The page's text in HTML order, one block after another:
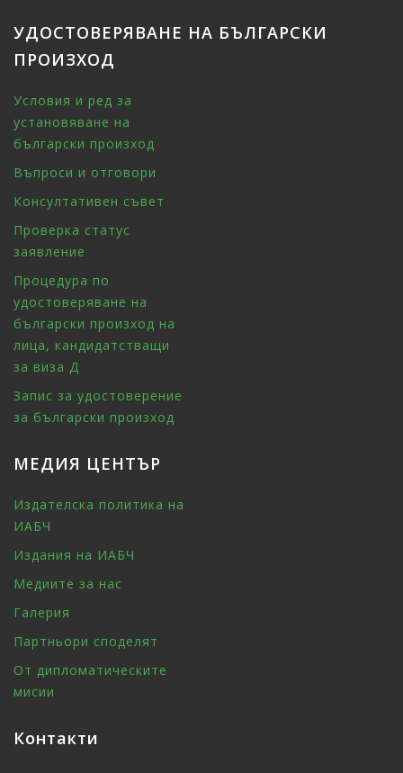
УДОСТОВЕРЯВАНЕ НА БЪЛГАРСКИ
ПРОИЗХОД
Условия и ред за
установяване на
български произход
Въпроси и отговори
Консултативен съвет
Проверка статус
заявление
Процедура по
удостоверяване на
български произход на
лица, кандидатстващи
за виза Д
Запис за удостоверение
за български произход
МЕДИЯ ЦЕНТЪР
Издателска политика на
ИАБЧ
Издания на ИАБЧ
Медиите за нас
Галерия
Партньори споделят
От дипломатическите
мисии
Контакти